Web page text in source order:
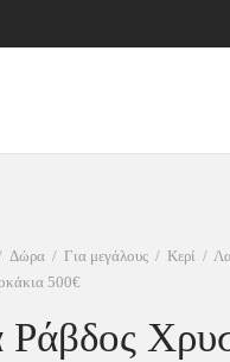
Δώρα / Για μεγάλους / Κερί /
500€